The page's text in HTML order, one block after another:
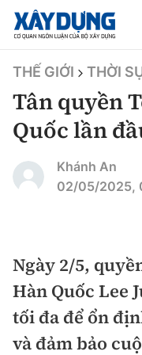
TIN BỘ XÂY DỰNG
CHUYÊN MỤC
Thời sự
Chính trị
Xã hội
Xây dựng
Chỉ đạo điều hành
Giao thông
THẾ GIỚI THỜI
Tân quyền
Quốc lần
Khánh An
02/05/2025,
Ngày 2/5,
Hàn Quốc Lee
tối đa để ổn
và đảm bảo